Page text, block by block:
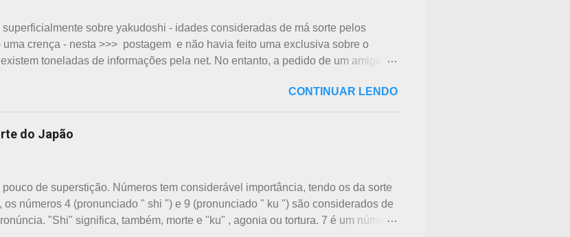
sobre yakudoshi - idades consideradas de má sorte pelos
crença - nesta >>> postagem e não havia feito uma exclusiva sobre o
toneladas de informações pela net. No entanto, a pedido de um amigo
no período Heian. Uma superstição baseada em trocadilhos,
dos números com significados ruins. Nos tempos antigos, outras idades
desfavoráveis. Yaku, se traduz como infortúnio ou má sorte e, doshi, consoante
da palavra toshi, que significa ano. Se procurarmos pela tradução da
CONTINUAR LENDO
do Japão
pouco de superstição. Números tem considerável importância, tendo os da sorte
os números 4 (pronunciado " shi ") e 9 (pronunciado " ku ") são considerados de
"Shi" significa, também, morte e "ku" , agonia ou tortura. 7 é um número